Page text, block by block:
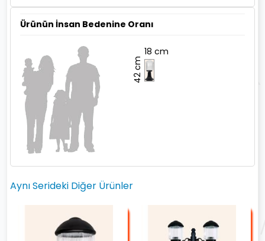
Ürünün İnsan Bedenine Oranı
18 cm
42 cm
Aynı Serideki Diğer Ürünler